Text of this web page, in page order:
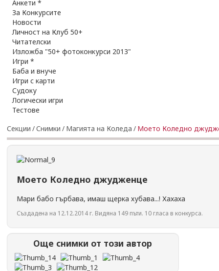
Анкети *
За Конкурсите
Новости
Личност на Клуб 50+
Читателски
Изложба "50+ фотоконкурси 2013"
Игри *
Баба и внуче
Игри с карти
Судоку
Логически игри
Тестове
Секции /Снимки / Магията на Коледа / Моето Коледно
Моето Коледно джудженце
Мари бабо гърбава, имаш щерка хубава...! Хахаха
Създадена на 12.12.2014 г. Видяна 149 пъти. 10 гласа в конкурса.
Още снимки от този автор